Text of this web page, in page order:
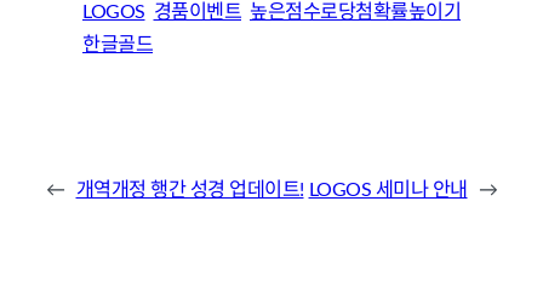
LOGOS 경품이벤트 높은점수로당첨확률높이기
한글골드
← 개역개정 행간 성경 업데이트! LOGOS 세미나 안내 →